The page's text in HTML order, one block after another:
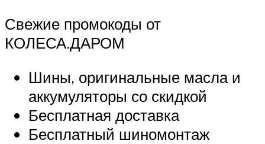
Свежие промокоды от
КОЛЕСА.ДАРОМ
Шины, оригинальные масла и
аккумуляторы со скидкой
Бесплатная доставка
Бесплатный шиномонтаж